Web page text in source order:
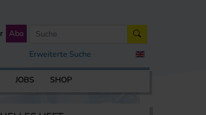
Erweiterte Suche
Abo
JOBS SHOP